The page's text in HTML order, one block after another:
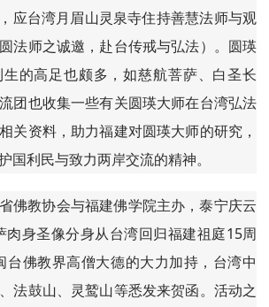
应台湾月眉山灵泉寺住持善慧法师与观
法师之诚邀，赴台传戒与弘法）。圆瑛
的高足也颇多，如慈航菩萨、白圣长
团也收集一些有关圆瑛大师在台湾弘法
关资料，助力福建对圆瑛大师的研究，
国利民与致力两岸交流的精神。
佛教协会与福建佛学院主办，泰宁庆云
肉身圣像分身从台湾回归福建祖庭15周
台佛教界高僧大德的大力加持，台湾中
法鼓山、灵鹫山等悉发来贺函。活动之